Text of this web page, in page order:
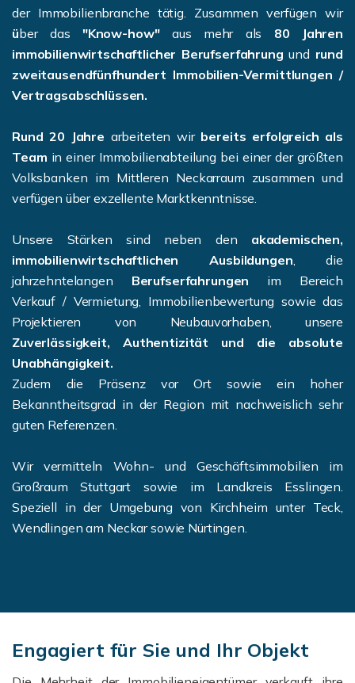
der Immobilienbranche tätig. Zusammen verfügen wir
über das "Know-how" aus mehr als 80 Jahren
immobilienwirtschaftlicher Berufserfahrung und rund
zweitausendfünfhundert Immobilien-Vermittlungen /
Vertragsabschlüssen.
Rund 20 Jahre arbeiteten wir bereits erfolgreich als
Team in einer Immobilienabteilung bei einer der größten
Volksbanken im Mittleren Neckarraum zusammen und
verfügen über exzellente Marktkenntnisse.
Unsere Stärken sind neben den akademischen,
immobilienwirtschaftlichen Ausbildungen, die
jahrzehntelangen Berufserfahrungen im Bereich
Verkauf / Vermietung, Immobilienbewertung sowie das
Projektieren von Neubauvorhaben, unsere
Zuverlässigkeit, Authentizität und die absolute
Unabhängigkeit.
Zudem die Präsenz vor Ort sowie ein hoher
Bekanntheitsgrad in der Region mit nachweislich sehr
guten Referenzen.
Wir vermitteln Wohn- und Geschäftsimmobilien im
Großraum Stuttgart sowie im Landkreis Esslingen.
Speziell in der Umgebung von Kirchheim unter Teck,
Wendlingen am Neckar sowie Nürtingen.
Engagiert für Sie und Ihr Objekt